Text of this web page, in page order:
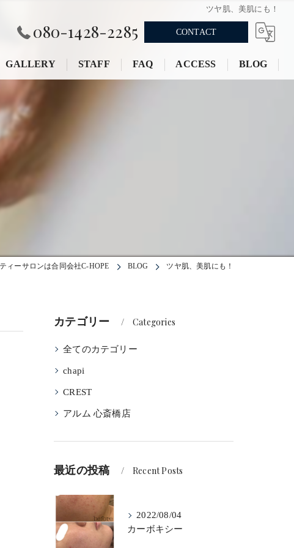
ツヤ肌、美肌にも！
080-1428-2285 CONTACT
GALLERY STAFF FAQ ACCESS BLOG
ィーサロンは合同会社C-HOPE BLOG ツヤ肌、美肌にも！
カテゴリー Categories
全てのカテゴリー
chapi
CREST
アルム 心斎橋店
最近の投稿 Recent Posts
2022/08/04
カーボキシー